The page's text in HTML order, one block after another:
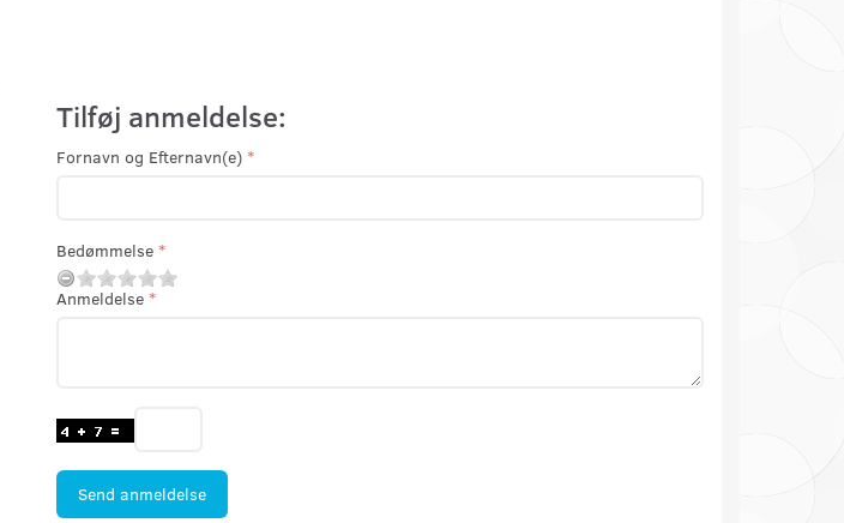
Tilføj anmeldelse:
Fornavn og Efternavn(e)
Bedømmelse
Anmeldelse
Send anmeldelse